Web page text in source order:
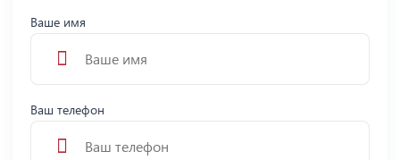
Ваше имя
Ваш телефон